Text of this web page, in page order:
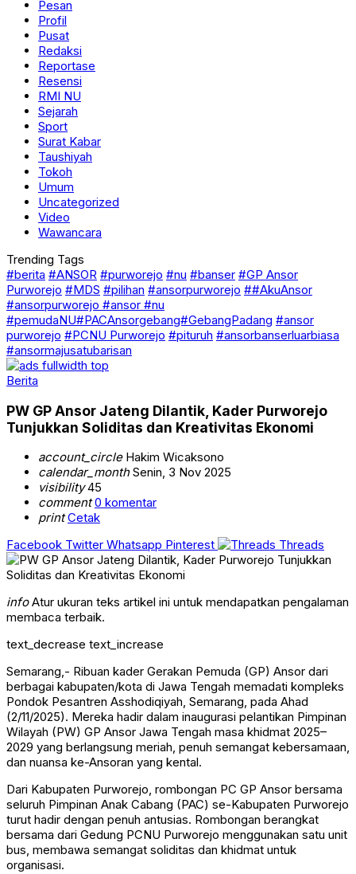
Pesan
Profil
Pusat
Redaksi
Reportase
Resensi
RMI NU
Sejarah
Sport
Surat Kabar
Taushiyah
Tokoh
Umum
Uncategorized
Video
Wawancara
Trending Tags
#berita #ANSOR #purworejo #nu #banser #GP Ansor
Purworejo #MDS #pilihan #ansorpurworejo ##AkuAnsor
#ansorpurworejo #ansor #nu
#pemudaNU#PACAnsorgebang#GebangPadang #ansor
purworejo #PCNU Purworejo #pituruh #ansorbanserluarbiasa
#ansormajusatubarisan
Berita
PW GP Ansor Jateng Dilantik, Kader Purworejo
Tunjukkan Soliditas dan Kreativitas Ekonomi
account_circleHakim Wicaksono
calendar_monthSenin, 3 Nov 2025
visibility45
comment 0 komentar
print Cetak
Facebook Twitter Whatsapp Pinterest Threads
infoAtur ukuran teks artikel ini untuk mendapatkan pengalaman
membaca terbaik.
text_decrease text_increase
Semarang,- Ribuan kader Gerakan Pemuda (GP) Ansor dari
berbagai kabupaten/kota di Jawa Tengah memadati kompleks
Pondok Pesantren Asshodiqiyah, Semarang, pada Ahad
(2/11/2025). Mereka hadir dalam inaugurasi pelantikan Pimpinan
Wilayah (PW) GP Ansor Jawa Tengah masa khidmat 2025–
2029 yang berlangsung meriah, penuh semangat kebersamaan,
dan nuansa ke-Ansoran yang kental.
Dari Kabupaten Purworejo, rombongan PC GP Ansor bersama
seluruh Pimpinan Anak Cabang (PAC) se-Kabupaten Purworejo
turut hadir dengan penuh antusias. Rombongan berangkat
bersama dari Gedung PCNU Purworejo menggunakan satu unit
bus, membawa semangat soliditas dan khidmat untuk
organisasi.